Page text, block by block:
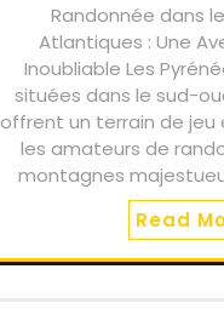
Randonnée dans
Atlantiques : Une
Inoubliable Les
situées dans le sud-
offrent un terrain de jeu
les amateurs de
montagnes
Read